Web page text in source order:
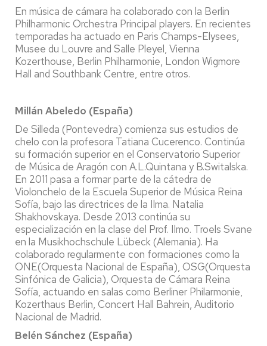
En música de cámara ha colaborado con la Berlin
Philharmonic Orchestra Principal players. En recientes
temporadas ha actuado en Paris Champs-Elysees,
Musee du Louvre and Salle Pleyel, Vienna
Kozerthouse, Berlin Philharmonie, London Wigmore
Hall and Southbank Centre, entre otros.
Millán Abeledo (España)
De Silleda (Pontevedra) comienza sus estudios de
chelo con la profesora Tatiana Cucerenco. Continúa
su formación superior en el Conservatorio Superior
de Música de Aragón con A.L.Quintana y B.Switalska.
En 2011 pasa a formar parte de la cátedra de
Violonchelo de la Escuela Superior de Música Reina
Sofía, bajo las directrices de la Ilma. Natalia
Shakhovskaya. Desde 2013 continúa su
especialización en la clase del Prof. Ilmo. Troels Svane
en la Musikhochschule Lübeck (Alemania). Ha
colaborado regularmente con formaciones como la
ONE(Orquesta Nacional de España), OSG(Orquesta
Sinfónica de Galicia), Orquesta de Cámara Reina
Sofía, actuando en salas como Berliner Philarmonie,
Kozerthaus Berlin, Concert Hall Bahrein, Auditorio
Nacional de Madrid.
Belén Sánchez (España)